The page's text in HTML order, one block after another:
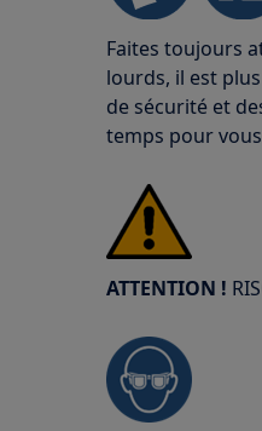
Faites toujours
lourds, il est
de sécurité et
temps pour
ATTENTION !